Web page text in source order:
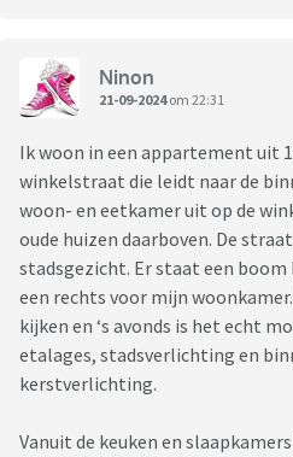
Ninon
21-09-2024om 22:31
Ik woon in een appartement uit
winkelstraat die leidt naar de
woon- en eetkamer uit op de
oude huizen daarboven. De
stadsgezicht. Er staat een
een rechts voor mijn
kijken en ‘s avonds is het echt
etalages, stadsverlichting en
kerstverlichting.
Vanuit de keuken en